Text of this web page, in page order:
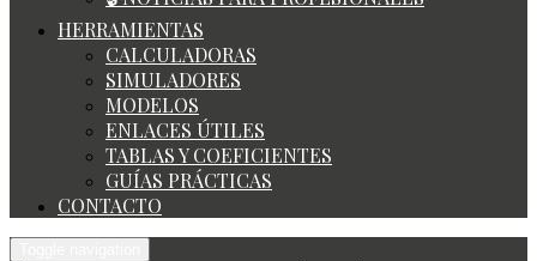
HERRAMIENTAS
CALCULADORAS
SIMULADORES
MODELOS
ENLACES ÚTILES
TABLAS Y COEFICIENTES
GUÍAS PRÁCTICAS
CONTACTO